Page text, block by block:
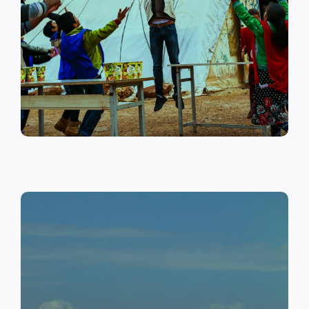
على أهمية حماية الطفل وإنشاء
مراكز لبناء القدرات والتوعية
الصحية والنفسية.
اقرأ المزيد